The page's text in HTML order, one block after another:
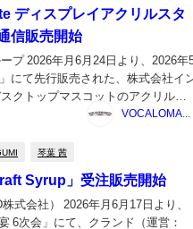
ディスプレイアクリルスタ
信販売開始
プ 2026年月6月24日より、2026年
にて先行販売された、株式会社イ
クトップマスコットのアクリルス
リルスタンド 結月ゆかり/紲星あ
琴葉 茜
Syrup」受注販売開始
式会社） 2026年月6月17日より、
6次会」にて、クランド（運営：